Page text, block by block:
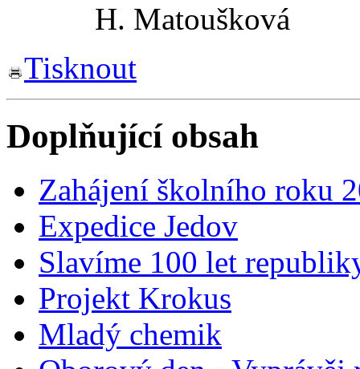
H. Matoušková
Tisknout
Doplňující obsah
Zahájení školního roku
Expedice Jedov
Slavíme 100 let
Projekt Krokus
Mladý chemik